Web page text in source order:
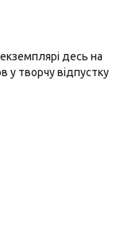
десь на
у творчу відпустку